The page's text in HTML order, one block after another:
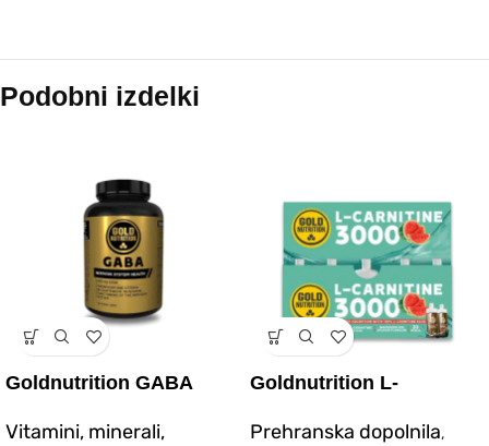
Podobni izdelki
Goldnutrition GABA
Vitamini, minerali,
Goldnutrition L-
Prehranska dopolnila,